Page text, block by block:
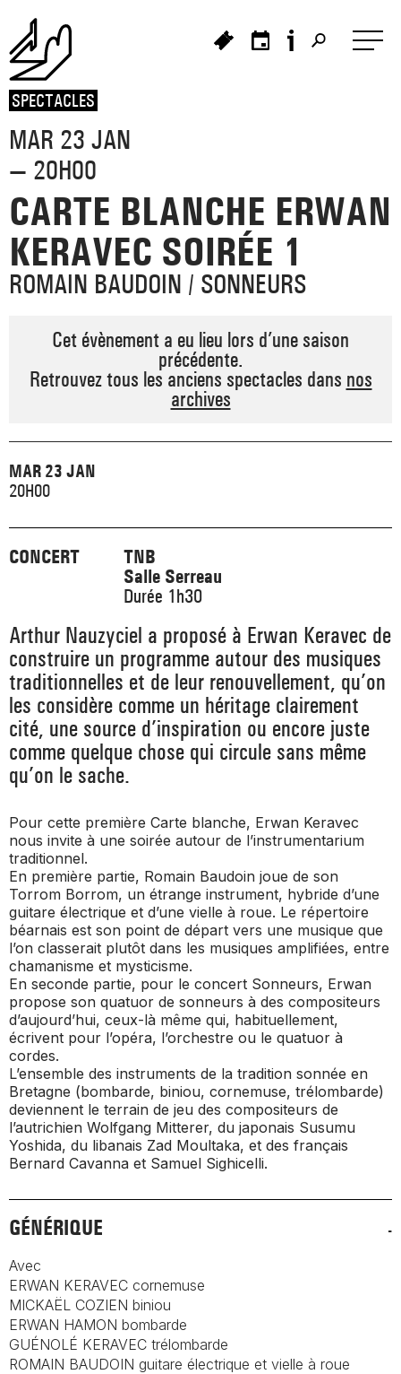
>
_ À L'AFFICHE
_ PROCHAINEMENT
>
_ PORTRAIT
_ LES SPECTACLES
_ HISTOIRE DU TNB
_ FESTIVAL TNB
_ ACTION TERRITORIALE
_ ACTION CULTURELLE
_ TNB SOLIDAIRE
_ TNB ÉCO-RESPONSABLE
_ ARCHIVES ET RESSOURCES
_ LES ARTISTES ASSOCIÉ·ES
_ RÉSIDENCES D'ARTISTE
_ PRÉSENTATION
_ FORMATION
_ INSERTION PROFESSIONNELLE
_ PROMOTIONS
_ INTERNATIONAL
_ NOUS SOUTENIR
_ CONTACTS ET INFOS PRATIQUES
_ NOS MÉCÈNES
_ DEVENEZ MÉCÈNE
_ SOUTENEZ LE FESTIVAL TNB
_ RENCONTRER
_ PRATIQUER
_ PROFITER
_ MARCHÉS
_ EMPLOIS / STAGES
>
SPECTACLES
MAR 23 JAN
— 20H00
CARTE BLANCHE ERWAN
KERAVEC SOIRÉE 1
ROMAIN BAUDOIN / SONNEURS
Cet évènement a eu lieu lors d’une saison
précédente.
Retrouvez tous les anciens spectacles dans nos
archives
MAR 23 JAN
20H00
CONCERT
TNB
Salle Serreau
Durée 1h30
Arthur Nauzyciel a proposé à Erwan Keravec de
construire un programme autour des musiques
traditionnelles et de leur renouvellement, qu’on
les considère comme un héritage clairement
cité, une source d’inspiration ou encore juste
comme quelque chose qui circule sans même
qu’on le sache.
Pour cette première Carte blanche, Erwan Keravec
nous invite à une soirée autour de l’instrumentarium
traditionnel.
En première partie, Romain Baudoin joue de son
Torrom Borrom, un étrange instrument, hybride d’une
guitare électrique et d’une vielle à roue. Le répertoire
béarnais est son point de départ vers une musique que
l’on classerait plutôt dans les musiques amplifiées, entre
chamanisme et mysticisme.
En seconde partie, pour le concert Sonneurs, Erwan
propose son quatuor de sonneurs à des compositeurs
d’aujourd’hui, ceux-là même qui, habituellement,
écrivent pour l’opéra, l’orchestre ou le quatuor à
cordes.
L’ensemble des instruments de la tradition sonnée en
Bretagne (bombarde, biniou, cornemuse, trélombarde)
deviennent le terrain de jeu des compositeurs de
l’autrichien Wolfgang Mitterer, du japonais Susumu
Yoshida, du libanais Zad Moultaka, et des français
Bernard Cavanna et Samuel Sighicelli.
GÉNÉRIQUE
Avec
ERWAN KERAVEC cornemuse
MICKAËL COZIEN biniou
ERWAN HAMON bombarde
GUÉNOLÉ KERAVEC trélombarde
ROMAIN BAUDOIN guitare électrique et vielle à roue